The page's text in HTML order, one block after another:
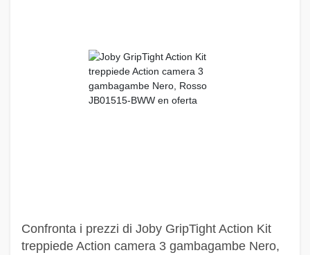
Confronta i prezzi di Joby GripTight Action Kit
treppiede Action camera 3 gambagambe Nero,